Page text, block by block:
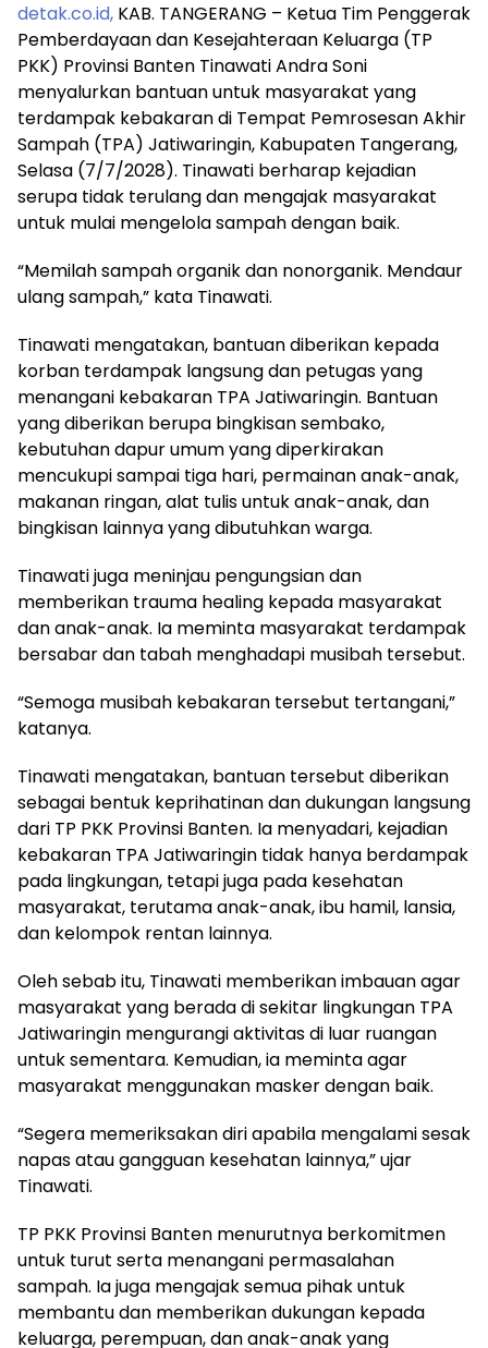
detak.co.id, KAB. TANGERANG – Ketua Tim Penggerak
Pemberdayaan dan Kesejahteraan Keluarga (TP
PKK) Provinsi Banten Tinawati Andra Soni
menyalurkan bantuan untuk masyarakat yang
terdampak kebakaran di Tempat Pemrosesan Akhir
Sampah (TPA) Jatiwaringin, Kabupaten Tangerang,
Selasa (7/7/2028). Tinawati berharap kejadian
serupa tidak terulang dan mengajak masyarakat
untuk mulai mengelola sampah dengan baik.
“Memilah sampah organik dan nonorganik. Mendaur
ulang sampah,” kata Tinawati.
Tinawati mengatakan, bantuan diberikan kepada
korban terdampak langsung dan petugas yang
menangani kebakaran TPA Jatiwaringin. Bantuan
yang diberikan berupa bingkisan sembako,
kebutuhan dapur umum yang diperkirakan
mencukupi sampai tiga hari, permainan anak-anak,
makanan ringan, alat tulis untuk anak-anak, dan
bingkisan lainnya yang dibutuhkan warga.
Tinawati juga meninjau pengungsian dan
memberikan trauma healing kepada masyarakat
dan anak-anak. Ia meminta masyarakat terdampak
bersabar dan tabah menghadapi musibah tersebut.
“Semoga musibah kebakaran tersebut tertangani,”
katanya.
Tinawati mengatakan, bantuan tersebut diberikan
sebagai bentuk keprihatinan dan dukungan langsung
dari TP PKK Provinsi Banten. Ia menyadari, kejadian
kebakaran TPA Jatiwaringin tidak hanya berdampak
pada lingkungan, tetapi juga pada kesehatan
masyarakat, terutama anak-anak, ibu hamil, lansia,
dan kelompok rentan lainnya.
Oleh sebab itu, Tinawati memberikan imbauan agar
masyarakat yang berada di sekitar lingkungan TPA
Jatiwaringin mengurangi aktivitas di luar ruangan
untuk sementara. Kemudian, ia meminta agar
masyarakat menggunakan masker dengan baik.
“Segera memeriksakan diri apabila mengalami sesak
napas atau gangguan kesehatan lainnya,” ujar
Tinawati.
TP PKK Provinsi Banten menurutnya berkomitmen
untuk turut serta menangani permasalahan
sampah. Ia juga mengajak semua pihak untuk
membantu dan memberikan dukungan kepada
keluarga, perempuan, dan anak-anak yang